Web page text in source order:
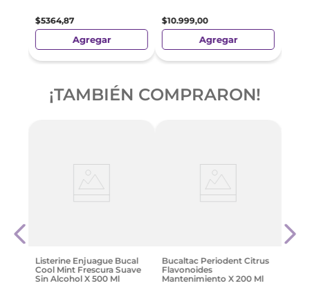
$5364,87
Agregar
$10.999,00
Agregar
¡TAMBIÉN COMPRARON!
Listerine Enjuague Bucal
Cool Mint Frescura Suave
Sin Alcohol X 500 Ml
Bucaltac Periodent Citrus
Flavonoides
Mantenimiento X 200 Ml
200